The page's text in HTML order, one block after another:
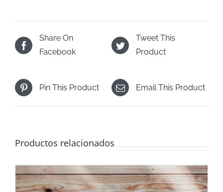
Share On
Facebook
Tweet This
Product
Pin This Product Email This Product
Productos relacionados